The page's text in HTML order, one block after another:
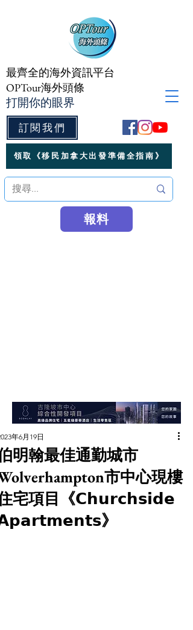
訂閱我們
最齊全的海外資訊平台
OPTour海外頭條
打開你的眼界
領取《移民加拿大出發準備全指南》
報料
明翰最佳通勤城市
市中心現樓
宅項目《𝗖𝗵𝘂𝗿𝗰𝗵𝘀𝗶𝗱𝗲
》
年6月19日